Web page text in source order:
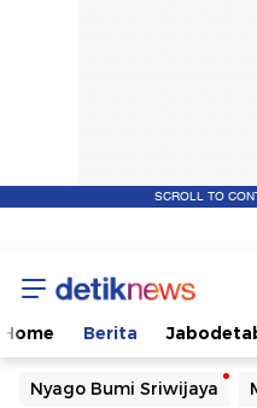
SCROLL TO
Home Berita
Nyago Bumi Sriwijaya